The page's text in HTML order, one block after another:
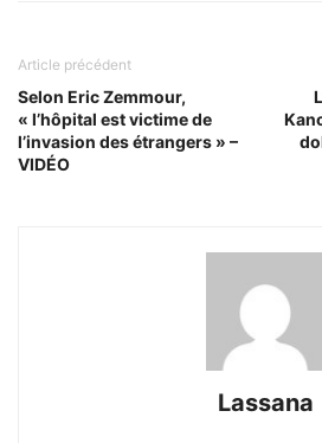
Article précédent
Selon Eric Zemmour,
« l’hôpital est victime de
l’invasion des étrangers » –
VIDÉO
Lassana